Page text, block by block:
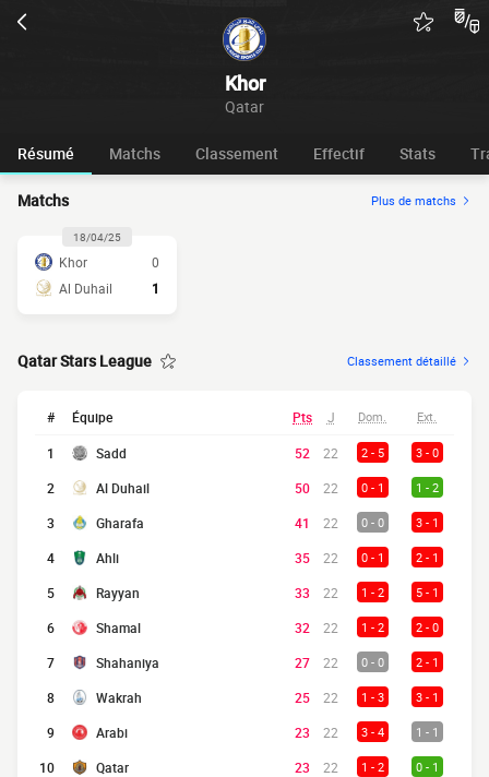
Khor
Qatar
Résumé Matchs Classement Effectif Stats
Matchs Plus de matchs
18/04/25
Khor
0
Al Duhail
1
Qatar Stars League Classement détaillé
# Équipe Pts J Dom. Ext.
1 Sadd 52 22 2 - 5 3 - 0
2 Al Duhail 50 22 0 - 1 1 - 2
3 Gharafa 41 22 0 - 0 3 - 1
4 Ahli 35 22 0 - 1 2 - 1
5 Rayyan 33 22 1 - 2 5 - 1
6 Shamal 32 22 1 - 2 2 - 0
7 Shahaniya 27 22 0 - 0 2 - 1
8 Wakrah 25 22 1 - 3 3 - 1
9 Arabi 23 22 3 - 4 1 - 1
10 Qatar 23 22 1 - 2 0 - 1